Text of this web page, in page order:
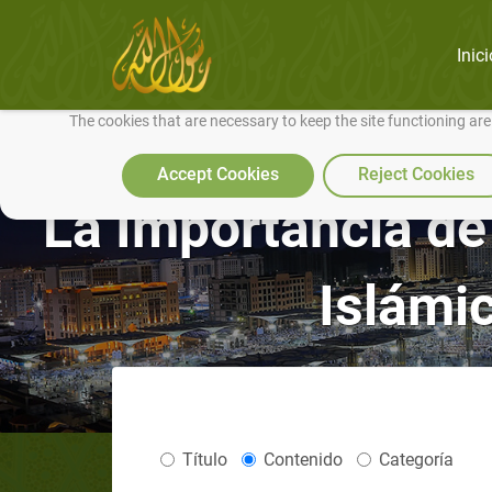
We use cookies to make our site work well for you and so we can
The cookies that are necessary to keep the site functioning
Accept Cookies Reject Cookies
La Importancia
Título Contenido Categoría